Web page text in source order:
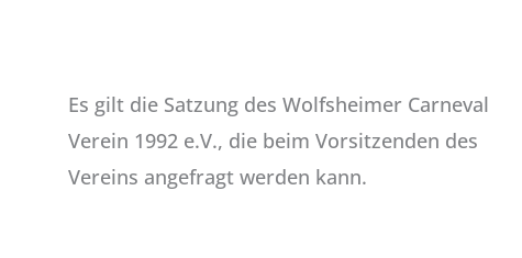
Es gilt die Satzung des Wolfsheimer Carneval
Verein 1992 e.V., die beim Vorsitzenden des
Vereins angefragt werden kann.